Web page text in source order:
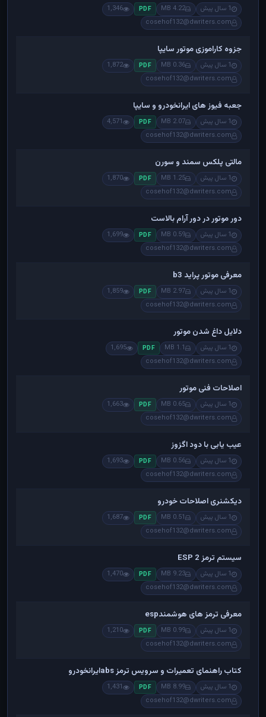
1 سال پیش 4.22 MB
PDF
1,346
cosehof132@dwriters.com
جزوه کاراموزی موتور سایپا
1 سال پیش 0.36 MB
PDF
1,872
cosehof132@dwriters.com
جعبه فیوز های ایرانخودرو و سایپا
1 سال پیش 2.07 MB
PDF
4,571
cosehof132@dwriters.com
مالتی پلکس سمند و سورن
1 سال پیش 1.25 MB
PDF
1,870
cosehof132@dwriters.com
دور موتور در دور آرام بالاست
1 سال پیش 0.59 MB
PDF
1,699
cosehof132@dwriters.com
معرفی موتور پراید b3
1 سال پیش 2.97 MB
PDF
1,859
cosehof132@dwriters.com
دلایل داغ شدن موتور
1 سال پیش 1.1 MB
PDF
1,695
cosehof132@dwriters.com
اصلاحات فنی موتور
1 سال پیش 0.65 MB
PDF
1,663
cosehof132@dwriters.com
عیب یابی با دود اگزوز
1 سال پیش 0.56 MB
PDF
1,693
cosehof132@dwriters.com
دیکشنری اصلاحات خودرو
1 سال پیش 0.51 MB
PDF
1,687
cosehof132@dwriters.com
سیستم ترمز ESP 2
1 سال پیش 9.23 MB
PDF
1,470
cosehof132@dwriters.com
معرفی ترمز های هوشمندesp
1 سال پیش 0.99 MB
PDF
1,210
cosehof132@dwriters.com
کتاب راهنمای تعمیرات و سرویس ترمز absایرانخودرو
1 سال پیش 8.99 MB
PDF
1,431
cosehof132@dwriters.com